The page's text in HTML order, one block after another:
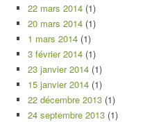
22 mars 2014 (1)
20 mars 2014 (1)
1 mars 2014 (1)
3 février 2014 (1)
23 janvier 2014 (1)
15 janvier 2014 (1)
22 décembre 2013 (1)
24 septembre 2013 (1)